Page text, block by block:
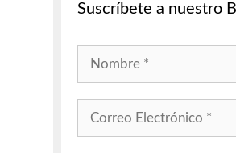
Suscríbete a nuestro